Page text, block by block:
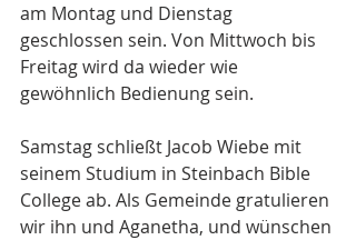
am Montag und Dienstag
geschlossen sein. Von Mittwoch bis
Freitag wird da wieder wie
gewöhnlich Bedienung sein.
Samstag schließt Jacob Wiebe mit
seinem Studium in Steinbach Bible
College ab. Als Gemeinde gratulieren
wir ihn und Aganetha, und wünschen